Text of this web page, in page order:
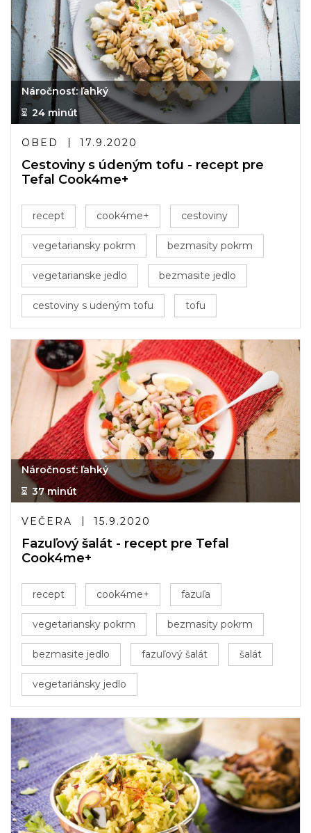
Náročnosť: ľahký
24 minút
OBED 17.9.2020
Cestoviny s údeným tofu - recept pre
Tefal Cook4me+
recept cook4me+ cestoviny
vegetariansky pokrm bezmasity pokrm
vegetarianske jedlo bezmasite jedlo
cestoviny s udeným tofu tofu
Náročnosť: ľahký
37 minút
VEČERA 15.9.2020
Fazuľový šalát - recept pre Tefal
Cook4me+
recept cook4me+ fazuľa
vegetariansky pokrm bezmasity pokrm
bezmasite jedlo fazuľový šalát šalát
vegetariánsky jedlo